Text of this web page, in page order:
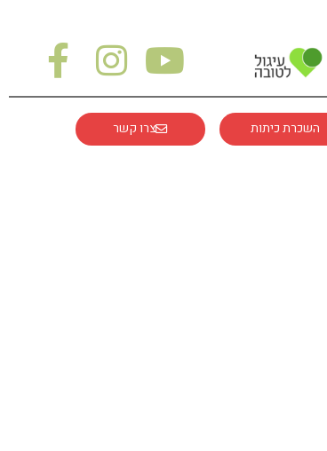
השכרת כיתות צרו קשר